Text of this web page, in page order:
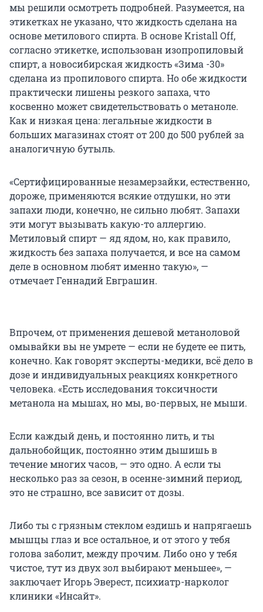
мы решили осмотреть подробней. Разумеется, на
этикетках не указано, что жидкость сделана на
основе метилового спирта. В основе Kristall Off,
согласно этикетке, использован изопропиловый
спирт, а новосибирская жидкость «Зима -30»
сделана из пропилового спирта. Но обе жидкости
практически лишены резкого запаха, что
косвенно может свидетельствовать о метаноле.
Как и низкая цена: легальные жидкости в
больших магазинах стоят от 200 до 500 рублей за
аналогичную бутыль.
«Сертифицированные незамерзайки, естественно,
дороже, применяются всякие отдушки, но эти
запахи люди, конечно, не сильно любят. Запахи
эти могут вызывать какую-то аллергию.
Метиловый спирт — яд ядом, но, как правило,
жидкость без запаха получается, и все на самом
деле в основном любят именно такую», —
отмечает Геннадий Евграшин.
Впрочем, от применения дешевой метаноловой
омывайки вы не умрете — если не будете ее пить,
конечно. Как говорят эксперты-медики, всё дело в
дозе и индивидуальных реакциях конкретного
человека. «Есть исследования токсичности
метанола на мышах, но мы, во-первых, не мыши.
Если каждый день, и постоянно лить, и ты
дальнобойщик, постоянно этим дышишь в
течение многих часов, — это одно. А если ты
несколько раз за сезон, в осенне-зимний период,
это не страшно, все зависит от дозы.
Либо ты с грязным стеклом ездишь и напрягаешь
мышцы глаз и все остальное, и от этого у тебя
голова заболит, между прочим. Либо оно у тебя
чистое, тут из двух зол выбирают меньшее», —
заключает Игорь Эверест, психиатр-нарколог
клиники «Инсайт».